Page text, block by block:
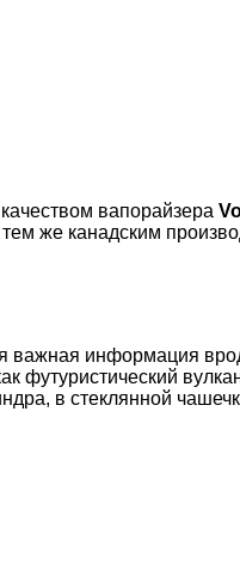
вапорайзера
тем же канадским
важная информация
футуристический
в стеклянной